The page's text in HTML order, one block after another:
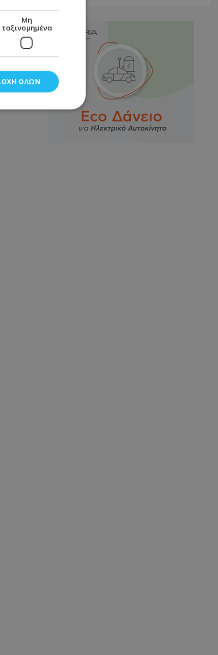
Μη
ταξινομημένα
ΌΛΩΝ
λόγω ιστότοπο.
τη
και τις
για την
με την
δεδομένα
του
με διάφορες
ότι
προκειμένου να
σχετικά με
τους.
από το
με τον τρόπο
χρήστης
ιστότοπο και
που μπορεί να
χρήστης πριν
λόγω ιστότοπο.
και
συνδεδεμένοι
είναι
της
με